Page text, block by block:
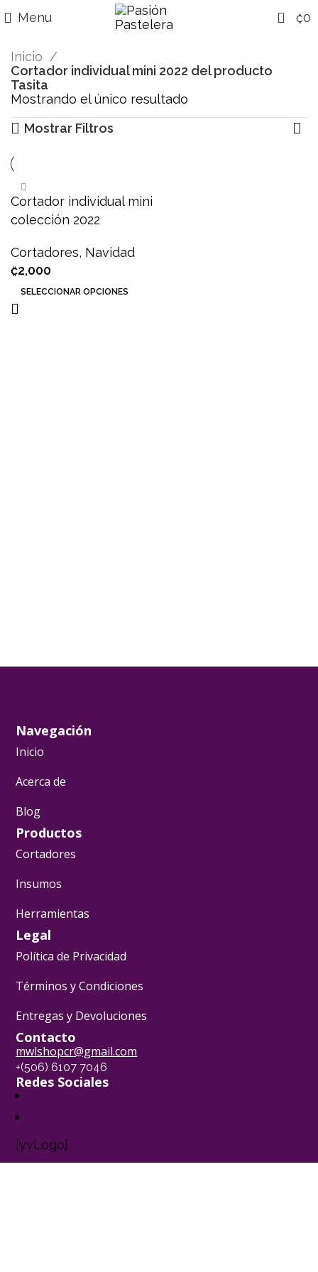
Menu 0 ₡0
Inicio
Cortador individual mini 2022 del producto
Tasita
Mostrando el único resultado
Mostrar Filtros
Cortador individual mini
colección 2022
Cortadores, Navidad
₡2,000
SELECCIONAR OPCIONES
Navegación
Inicio
Acerca de
Blog
Productos
Cortadores
Insumos
Herramientas
Legal
Política de Privacidad
Términos y Condiciones
Entregas y Devoluciones
Contacto
mwlshopcr@gmail.com
+(506) 6107 7046
Redes Sociales
[yvLogo]